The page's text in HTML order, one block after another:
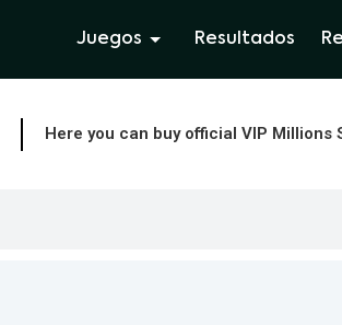
Juegos Resultados
Here you can buy official VIP Millions